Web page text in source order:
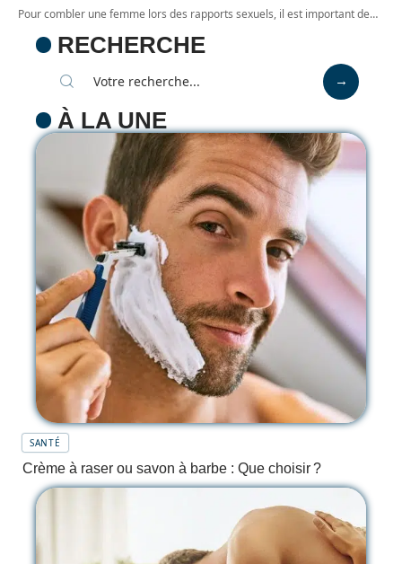
Pour combler une femme lors des rapports sexuels, il est important de…
RECHERCHE
À LA UNE
SANTÉ
Crème à raser ou savon à barbe : Que choisir ?